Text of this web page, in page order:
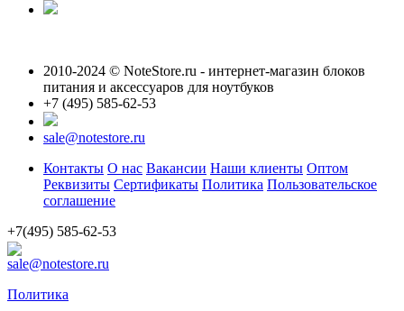
2010-2024 © NoteStore.ru - интернет-магазин блоков
питания и аксессуаров для ноутбуков
+7 (495) 585-62-53
sale@notestore.ru
Контакты О нас Вакансии Наши клиенты Оптом
Реквизиты Сертификаты Политика Пользовательское
соглашение
+7(495) 585-62-53
sale@notestore.ru
Политика